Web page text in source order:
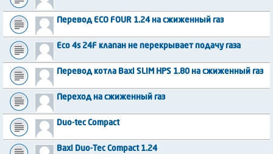
Перевод ЕСО FOUR 1.24 на сжиженный газ
Eco 4s 24F клапан не перекрывает подачу газа
Перевод котла Baxi SLIM HPS 1.80 на сжиженный газ
Переход на сжиженный газ
Duo-tec Compact
Baxi Duo-Tec Compact 1.24